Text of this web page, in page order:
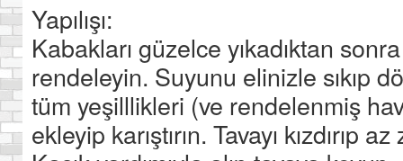
Yapılışı:
Kabakları güzelce yıkadıktan
rendeleyin. Suyunu elinizle sıkıp
tüm yeşilllikleri (ve rendelenmiş
ekleyip karıştırın. Tavayı kızdırıp